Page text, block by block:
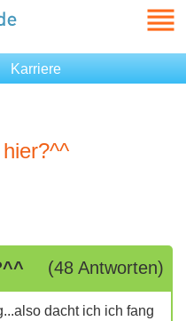
Karriere
(48 Antworten)
dacht ich ich fang